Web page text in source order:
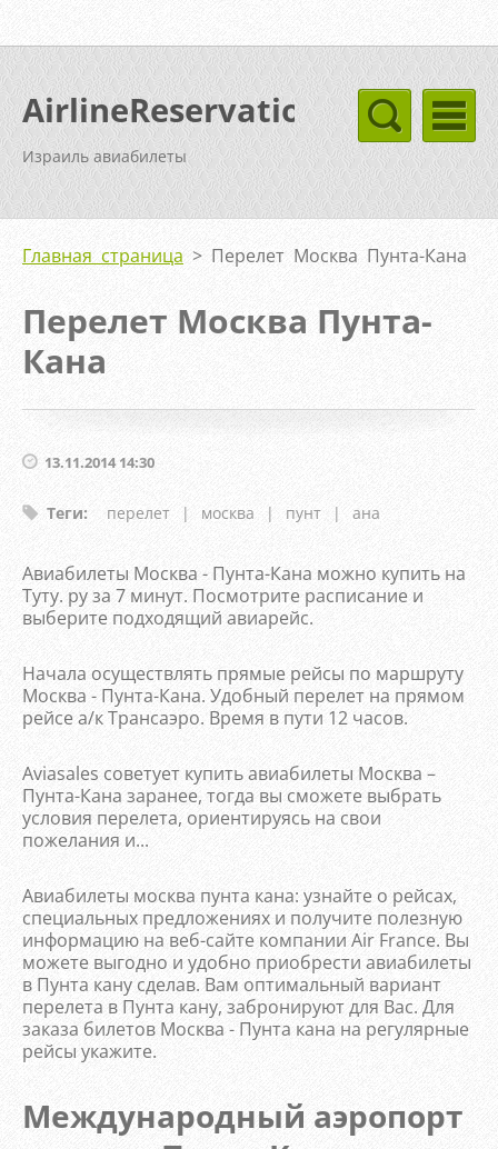
AirlineReservation
Израиль авиабилеты
Главная страница > Перелет Москва Пунта-Кана
Перелет Москва Пунта-
Кана
13.11.2014 14:30
Теги: перелет | москва | пунт | ана
Авиабилеты Москва - Пунта-Кана можно купить на
Туту. ру за 7 минут. Посмотрите расписание и
выберите подходящий авиарейс.
Начала осуществлять прямые рейсы по маршруту
Москва - Пунта-Кана. Удобный перелет на прямом
рейсе а/к Трансаэро. Время в пути 12 часов.
Aviasales советует купить авиабилеты Москва –
Пунта-Кана заранее, тогда вы сможете выбрать
условия перелета, ориентируясь на свои
пожелания и...
Авиабилеты москва пунта кана: узнайте о рейсах,
специальных предложениях и получите полезную
информацию на веб-сайте компании Air France. Вы
можете выгодно и удобно приобрести авиабилеты
в Пунта кану сделав. Вам оптимальный вариант
перелета в Пунта кану, забронируют для Вас. Для
заказа билетов Москва - Пунта кана на регулярные
рейсы укажите.
Международный аэропорт